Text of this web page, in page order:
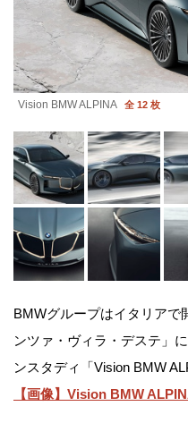
Vision BMW ALPINA 全 12 枚
BMWグループはイタリアで
ンツァ・ヴィラ・デステ」
ンスタディ「Vision BMW
【画像】Vision BMW